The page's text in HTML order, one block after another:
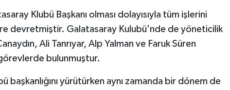
Klubü Başkanı olması dolayısıyla tüm işlerini
devretmiştir. Galatasaray Kulubü'nde de yöneticilik
Ali Tanrıyar, Alp Yalman ve Faruk Süren
bulunmuştur.
başkanlığını yürütürken aynı zamanda bir dönem de